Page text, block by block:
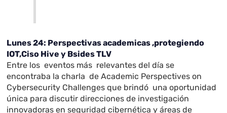
Lunes 24: Perspectivas academicas ,protegiendo
IOT,Ciso Hive y Bsides TLV
Entre los eventos más relevantes del día se
encontraba la charla de Academic Perspectives on
Cybersecurity Challenges que brindó una oportunidad
única para discutir direcciones de investigación
innovadoras en seguridad cibernética y áreas de